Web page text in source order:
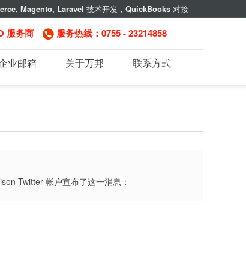
Magento, Laravel 技术开发， QuickBooks对接
服务商 服务热线：0755 - 23214858
业邮箱 关于万邦 联系方式
Twitter 帐户宣布了这一消息：